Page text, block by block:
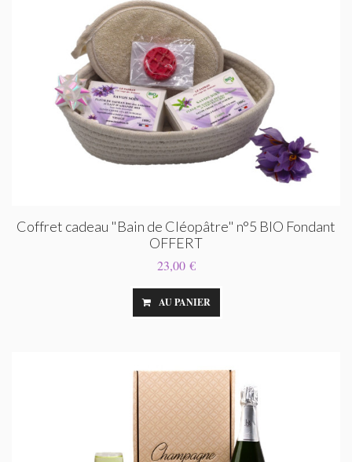
Coffret cadeau "Bain de Cléopâtre" n°5 BIO Fondant
OFFERT
23,00 €
AU PANIER